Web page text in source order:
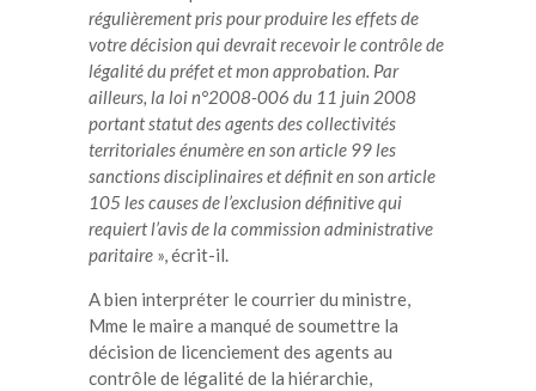
régulièrement pris pour produire les effets de
votre décision qui devrait recevoir le contrôle de
légalité du préfet et mon approbation. Par
ailleurs, la loi n°2008-006 du 11 juin 2008
portant statut des agents des collectivités
territoriales énumère en son article 99 les
sanctions disciplinaires et définit en son article
105 les causes de l’exclusion définitive qui
requiert l’avis de la commission administrative
paritaire », écrit-il.
A bien interpréter le courrier du ministre,
Mme le maire a manqué de soumettre la
décision de licenciement des agents au
contrôle de légalité de la hiérarchie,